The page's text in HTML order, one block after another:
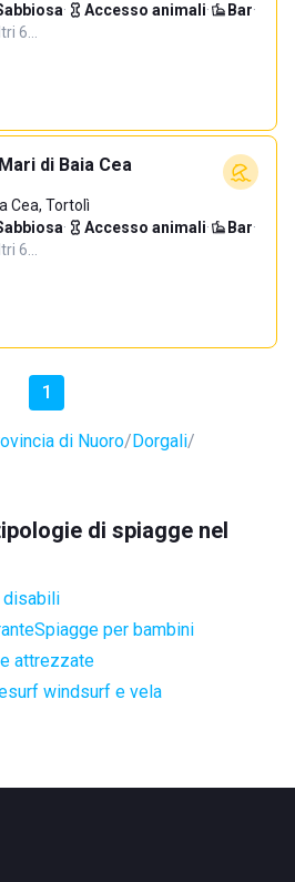
· Accesso animali· Bar·
6…
di Baia Cea
Cea, Tortolì
· Accesso animali· Bar·
6…
1
di Nuoro Dorgali
di spiagge nel
disabili
Spiagge per bambini
attrezzate
windsurf e vela